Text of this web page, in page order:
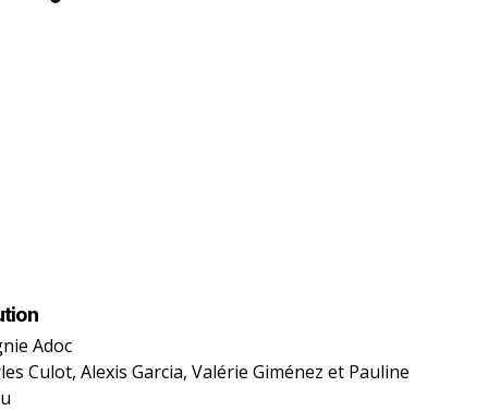
Adoc
Culot, Alexis Garcia, Valérie Giménez et Pauline